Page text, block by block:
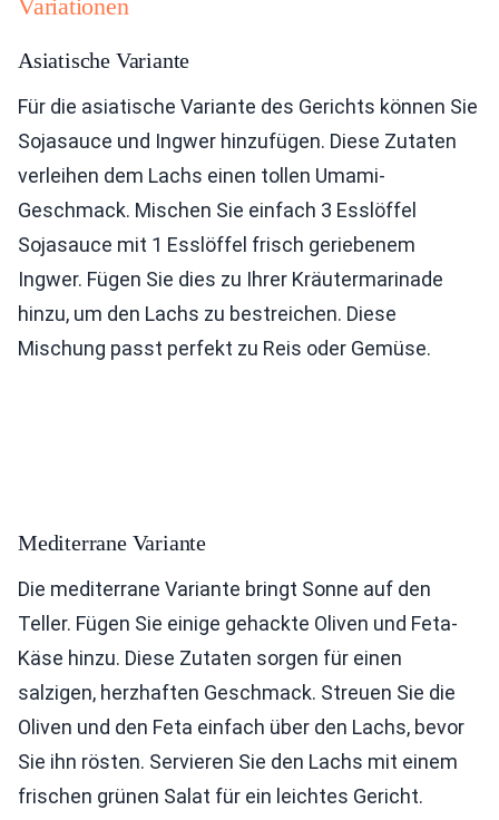
Variationen
Asiatische Variante
Für die asiatische Variante des Gerichts können Sie
Sojasauce und Ingwer hinzufügen. Diese Zutaten
verleihen dem Lachs einen tollen Umami-
Geschmack. Mischen Sie einfach 3 Esslöffel
Sojasauce mit 1 Esslöffel frisch geriebenem
Ingwer. Fügen Sie dies zu Ihrer Kräutermarinade
hinzu, um den Lachs zu bestreichen. Diese
Mischung passt perfekt zu Reis oder Gemüse.
Mediterrane Variante
Die mediterrane Variante bringt Sonne auf den
Teller. Fügen Sie einige gehackte Oliven und Feta-
Käse hinzu. Diese Zutaten sorgen für einen
salzigen, herzhaften Geschmack. Streuen Sie die
Oliven und den Feta einfach über den Lachs, bevor
Sie ihn rösten. Servieren Sie den Lachs mit einem
frischen grünen Salat für ein leichtes Gericht.